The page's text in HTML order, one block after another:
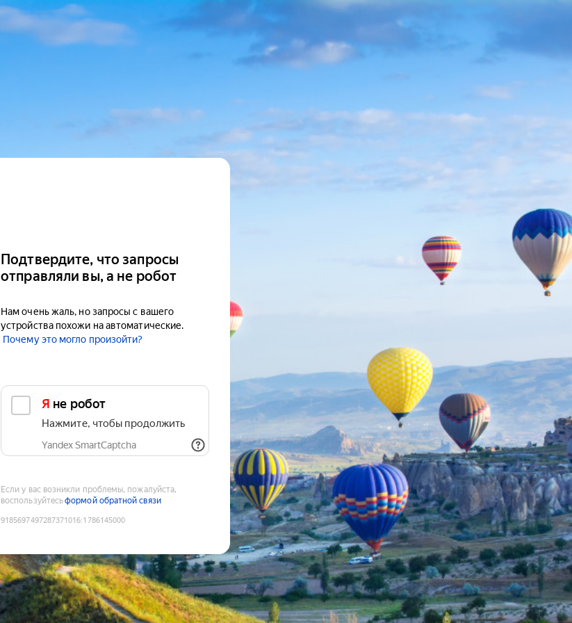
Подтвердите, что запросы
отправляли вы, а не робот
Нам очень жаль, но запросы с вашего
устройства похожи на автоматические.
Почему это могло произойти?
Я не робот
Нажмите, чтобы продолжить
Yandex SmartCaptcha
Если у вас возникли проблемы, пожалуйста,
воспользуйтесьформой обратной связи
9185697497287371016:1786145000